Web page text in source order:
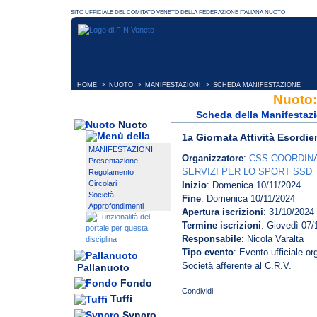
HOME > NUOTO > MANIFESTAZIONI > SCHEDA MANIFESTAZIONE
Nuoto
MANIFESTAZIONI
Presentazione
Regolamento
Circolari
Società
Approfondimenti
Pallanuoto
Fondo
Tuffi
Scheda della
1a Giornata Attività
Organizzatore: CSS
SERVIZI PER LO SPORT SSD
Inizio: Domenica 10/11/2024
Fine: Domenica 10/11/2024
Apertura iscrizioni: 31/10/2024
Termine iscrizioni: Giovedì 07/
Responsabile: Nicola Varalta
Tipo evento: Evento ufficiale
Società afferente al C.R.V.